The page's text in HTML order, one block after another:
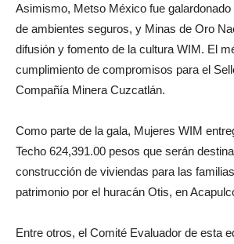
Asimismo, Metso México fue
de ambientes seguros, y Minas de Oro
difusión y fomento de la cultura WIM. El
cumplimiento de compromisos para el
Compañía Minera Cuzcatlán.
Como parte de la gala, Mujeres WIM
Techo 624,391.00 pesos que serán
construcción de viviendas para las
patrimonio por el huracán Otis, en
Entre otros, el Comité Evaluador de esta